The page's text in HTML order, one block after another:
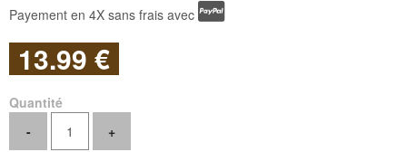
Payement en 4X sans frais avec
13.99 €
Quantité